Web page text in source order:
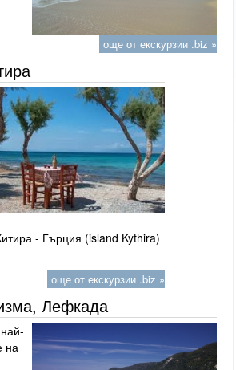
още от екскурзии .biz »
- Гърция (island Kythira)
още от екскурзии .biz »
Лефкада
на